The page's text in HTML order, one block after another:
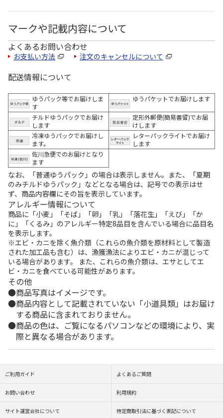
マークや記載内容について
よくあるお問い合わせ
お支払い方法 注文のキャンセルについて
配送情報について
ゆうパック等でお届けしま
す
ゆうパケットでお届けします
チルドゆうパックでお届け
します
定形外郵便(簡易書留)でお届
けします
冷凍ゆうパックでお届けし
ます。
レターパックライトでお届け
します
佐川急便でのお届けとなり
ます
なお、「普通ゆうパック」の場合は表示しません。また、「夏期
のみチルドゆうパック」などとなる場合は、記号での表示はせ
ず、商品内容欄にその旨を表示しています。
アレルギー情報について
商品に「小麦」「そば」「卵」「乳」「落花生」「えび」「か
に」「くるみ」のアレルギー特定8品目を含んでいる場合に品目名
を表示します。
※エビ・カニを除く魚介類（これらの魚介類を原材料として製造
された加工品も含む）は、漁獲漁法によりエビ・カニが混じって
いる場合があります。 また、これらの魚介類は、エサとしてエ
ビ・カニを食べている可能性があります。
その他
商品写真はイメージです。
商品内容として記載されていない「小道具類」はお届け
する商品に含まれておりません。
商品の色は、ご覧になるパソコンなどの環境により、実
際と異なる場合があります。
ご利用ガイド よくあるご質問
お問い合わせ 利用規約
サイト運営会社について 特定商取引法に基づく表記について